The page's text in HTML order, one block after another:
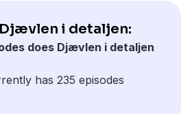
Djævlen i detaljen:
does Djævlen i detaljen
has 235 episodes